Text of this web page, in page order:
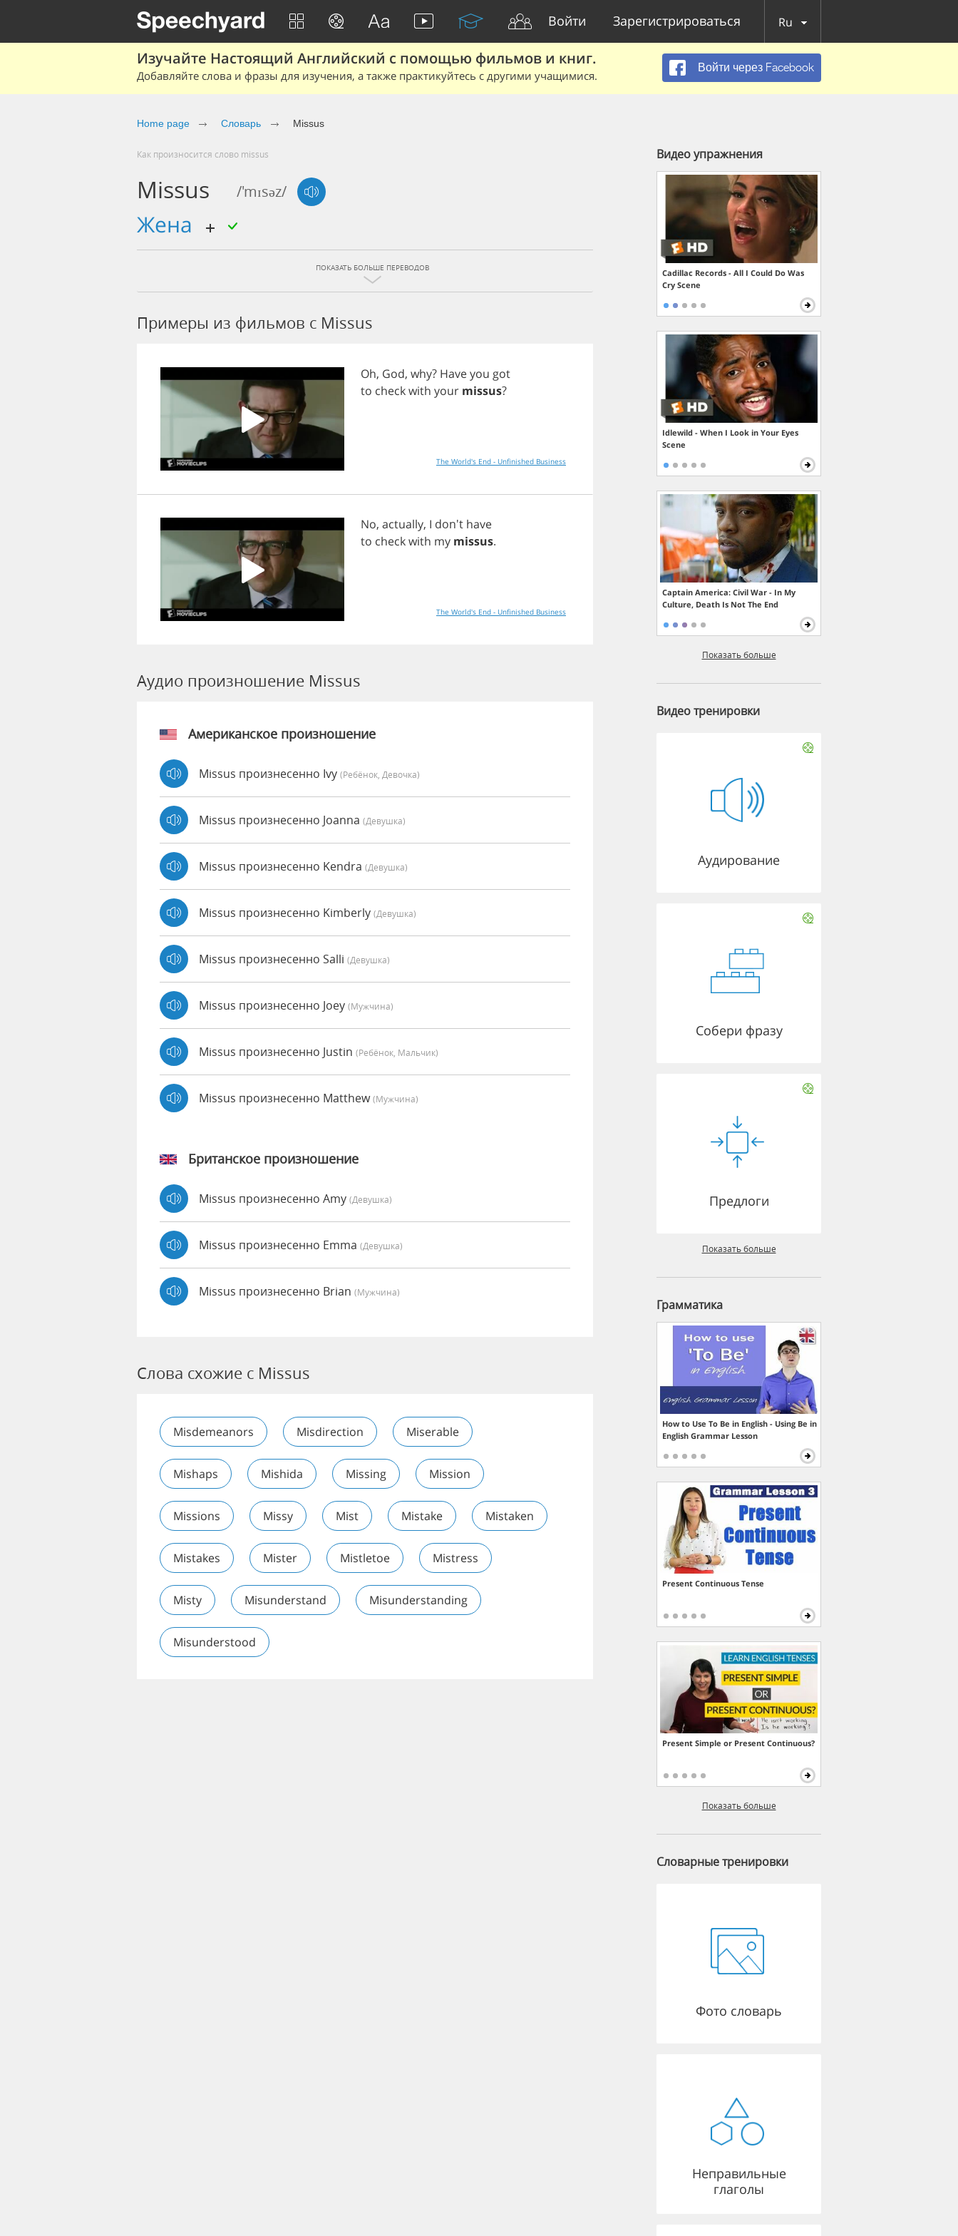
Войти Зарегистрироваться Ru
Изучайте Настоящий Английский с помощью фильмов и книг.
Добавляйте слова и фразы для изучения, а также практикуйтесь с другими учащимися.
Войти через Facebook
Home page Словарь Missus
Как произносится слово missus
Missus /'mɪsəz/
жена
ПОКАЗАТЬ БОЛЬШЕ ПЕРЕВОДОВ
Примеры из фильмов c Missus
Oh, God, why? Haveyou got
to checkwith your missus?
The World's End - Unfinished Business
No, actually, I don't have
to checkwith my missus.
The World's End - Unfinished Business
Аудио произношение Missus
Американское произношение
Missus произнесенно Ivy (Ребёнок, Девочка)
Missus произнесенно Joanna (девушка)
Missus произнесенно Kendra (девушка)
Missus произнесенно Kimberly (девушка)
Missus произнесенно Salli (девушка)
Missus произнесенно Joey (мужчина)
Missus произнесенно Justin (Ребёнок, Мальчик)
Missus произнесенно Matthew(мужчина)
Британское произношение
Missus произнесенно Amy (девушка)
Missus произнесенно Emma (девушка)
Missus произнесенно Brian (мужчина)
Слова схожие с Missus
Misdemeanors Misdirection Miserable
Mishaps Mishida Missing Mission
Missions Missy Mist Mistake Mistaken
Mistakes Mister Mistletoe Mistress
Misty Misunderstand Misunderstanding
Misunderstood
Видео упражнения
Cadillac Records - All I Could Do Was
Cry Scene
Idlewild - When I Look in Your Eyes
Scene
Captain America: Civil War - In My
Culture, Death Is Not The End
Показать больше
Видео тренировки
Аудирование
Собери фразу
Предлоги
Показать больше
Грамматика
How to Use To Be in English - Using Be in
English Grammar Lesson
Present Continuous Tense
Present Simple or Present Continuous?
Показать больше
Словарные тренировки
Фото словарь
Неправильные
глаголы